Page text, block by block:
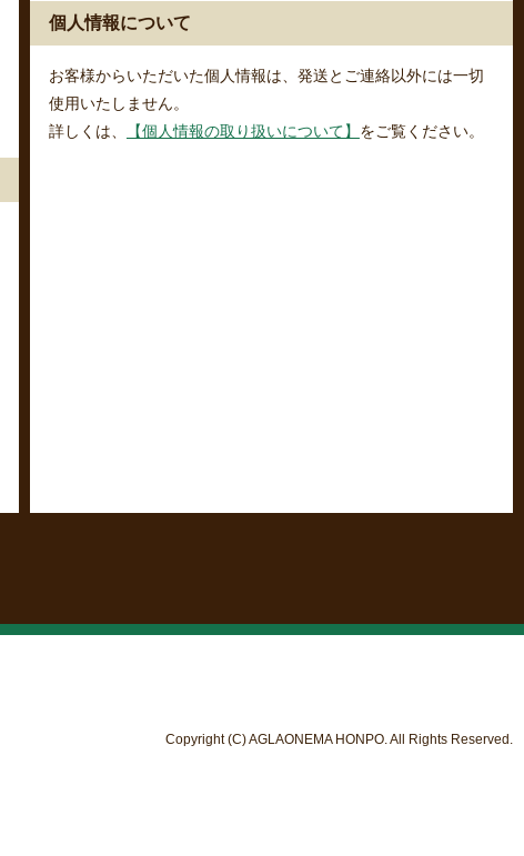
個人情報について
お客様からいただいた個人情報は、発送とご連絡以外には一切
使用いたしません。
詳しくは、
【個人情報の取り扱いについて】 をご覧ください。
Copyright (C) AGLAONEMA HONPO. All Rights Reserved.